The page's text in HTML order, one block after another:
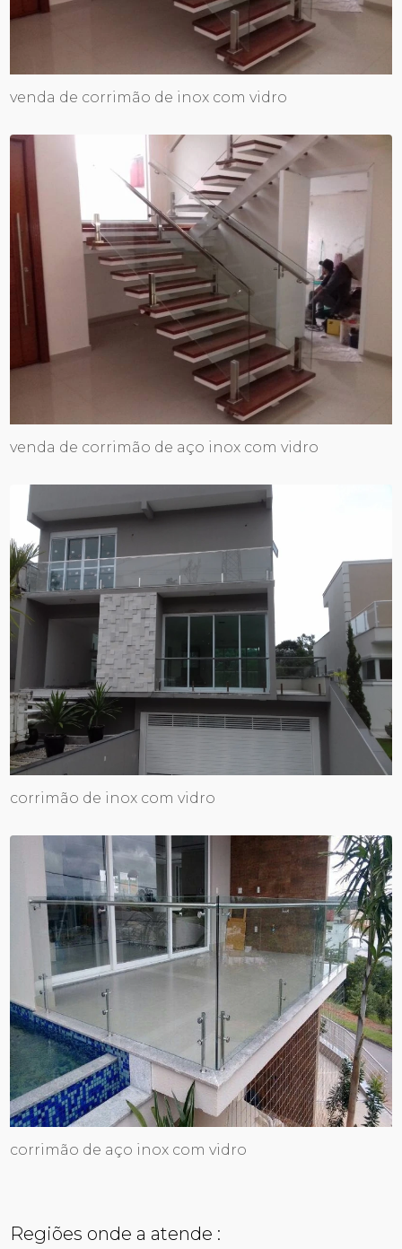
venda de corrimão de inox com vidro
venda de corrimão de aço inox com vidro
corrimão de inox com vidro
corrimão de aço inox com vidro
Regiões onde a atende :